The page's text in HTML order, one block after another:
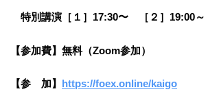
特別講演［１］17:30〜 ［２］19:00～
【参加費】無料（Zoom参加）
【参 加】 https://foex.online/kaigo